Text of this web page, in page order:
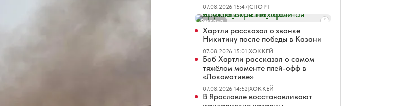
07.08.2026 15:47|СПОРТ
Реклама
Хартли рассказал о звонке
Никитину после победы в Казани
07.08.2026 15:01|ХОККЕЙ
Боб Хартли рассказал о самом
тяжёлом моменте плей-офф в
«Локомотиве»
07.08.2026 14:52|ХОККЕЙ
В Ярославле восстанавливают